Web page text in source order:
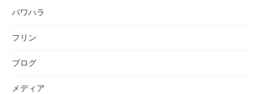
パワハラ
フリン
ブログ
メディア